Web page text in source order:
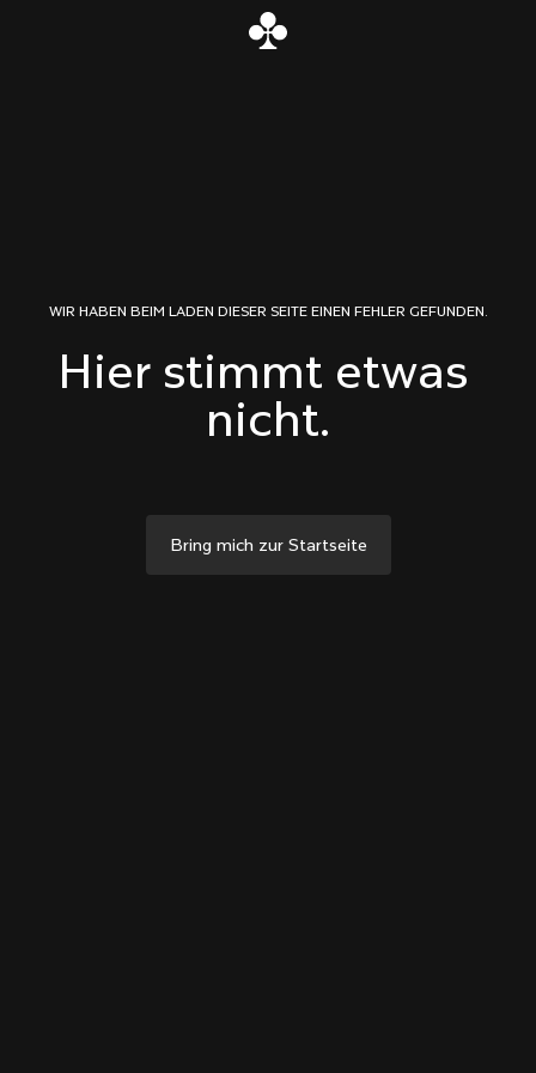
WIR HABEN BEIM LADEN DIESER SEITE EINEN FEHLER GEFUNDEN.
Hier stimmt etwas
nicht.
Bring mich zur Startseite